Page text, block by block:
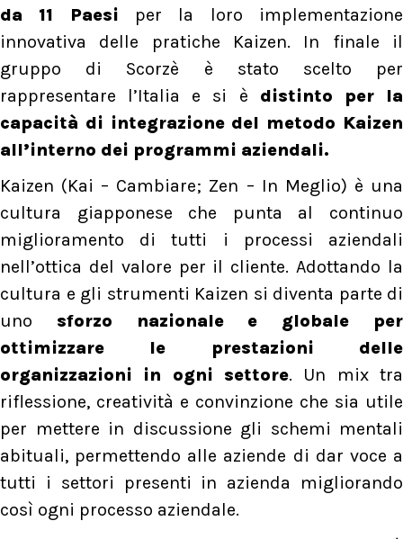
da 11 Paesi per la loro implementazione
innovativa delle pratiche Kaizen. In finale il
gruppo di Scorzè è stato scelto per
rappresentare l’Italia e si è distinto per la
capacità di integrazione del metodo Kaizen
all’interno dei programmi aziendali.
Kaizen (Kai – Cambiare; Zen – In Meglio) è una
cultura giapponese che punta al continuo
miglioramento di tutti i processi aziendali
nell’ottica del valore per il cliente. Adottando la
cultura e gli strumenti Kaizen si diventa parte di
uno sforzo nazionale e globale per
ottimizzare le prestazioni delle
organizzazioni in ogni settore. Un mix tra
riflessione, creatività e convinzione che sia utile
per mettere in discussione gli schemi mentali
abituali, permettendo alle aziende di dar voce a
tutti i settori presenti in azienda migliorando
così ogni processo aziendale.